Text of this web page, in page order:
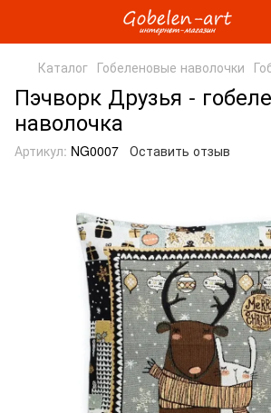
Каталог Гобеленовые наволочки
Пэчворк Друзья -
наволочка
Артикул: NG0007 Оставить отзыв